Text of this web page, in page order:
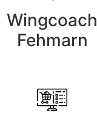
Wingcoach
Fehmarn